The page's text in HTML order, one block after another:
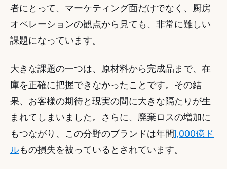
者にとって、マーケティング面だけでなく、厨房
オペレーションの観点から見ても、非常に難しい
課題になっています。
大きな課題の一つは、原材料から完成品まで、在
庫を正確に把握できなかったことです。その結
果、お客様の期待と現実の間に大きな隔たりが生
まれてしまいました。さらに、廃棄ロスの増加に
もつながり、この分野のブランドは年間1,000億ド
ルもの損失を被っているとされています。